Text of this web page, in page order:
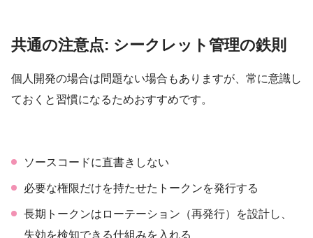
共通の注意点: シークレット管理の鉄則
個人開発の場合は問題ない場合もありますが、常に意識し
ておくと習慣になるためおすすめです。
ソースコードに直書きしない
必要な権限だけを持たせたトークンを発行する
長期トークンはローテーション（再発行）を設計し、
失効を検知できる仕組みを入れる